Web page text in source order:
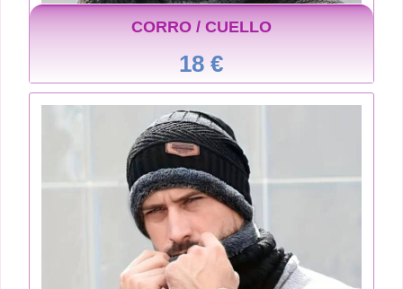
CORRO / CUELLO
18 €